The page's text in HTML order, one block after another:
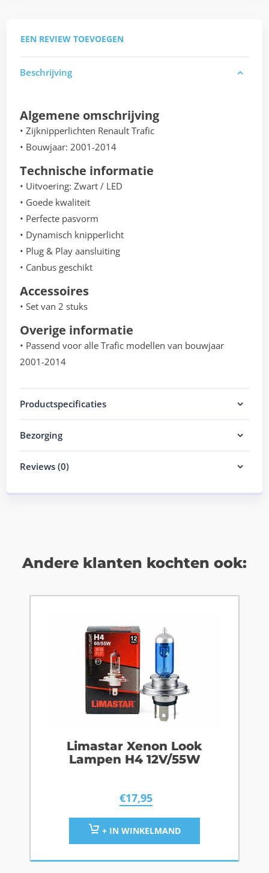
EEN REVIEW TOEVOEGEN
Beschrijving
Algemene omschrijving
• Zijknipperlichten Renault Trafic
• Bouwjaar: 2001-2014
Technische informatie
• Uitvoering: Zwart / LED
• Goede kwaliteit
• Perfecte pasvorm
• Dynamisch knipperlicht
• Plug & Play aansluiting
• Canbus geschikt
Accessoires
• Set van 2 stuks
Overige informatie
• Passend voor alle Trafic modellen van bouwjaar
2001-2014
Productspecificaties
Bezorging
Reviews (0)
Andere klanten kochten ook:
Limastar Xenon Look
Lampen H4 12V/55W
€17,95
+ IN WINKELMAND